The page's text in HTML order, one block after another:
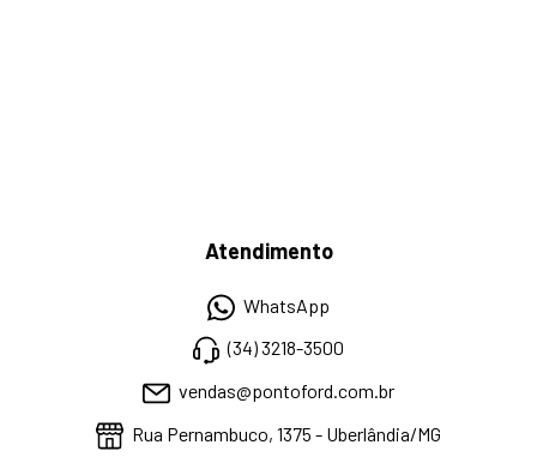
Atendimento
WhatsApp
(34) 3218-3500
vendas@pontoford.com.br
Rua Pernambuco, 1375 - Uberlândia/MG